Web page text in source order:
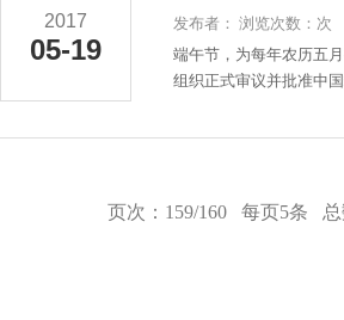
2017
05-19
发布者： 浏览次数：次
端午节，为每年农历五
组织正式审议并批准中
页次：159/160 每页5条